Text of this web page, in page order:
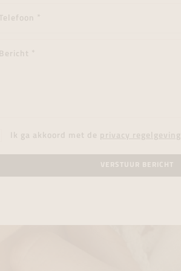
Ik ga akkoord met de privacy regelgeving
VERSTUUR BERICHT